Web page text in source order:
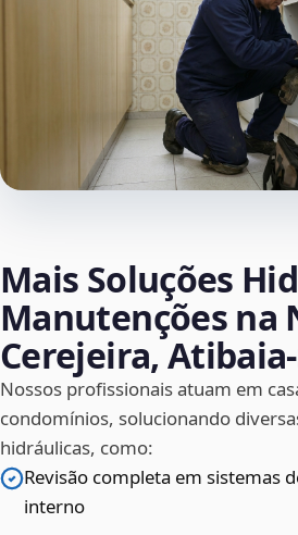
Mais Soluções
Manutenções na
Cerejeira,
Nossos profissionais atuam em
condomínios, solucionando
hidráulicas, como:
Revisão completa em sistemas
interno